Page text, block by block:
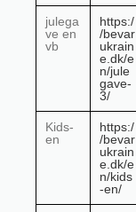
julega
ve en
vb
https:/
/bevar
ukrain
e.dk/e
n/jule
gave-
3/
Kids-
en
https:/
/bevar
ukrain
e.dk/e
n/kids
-en/